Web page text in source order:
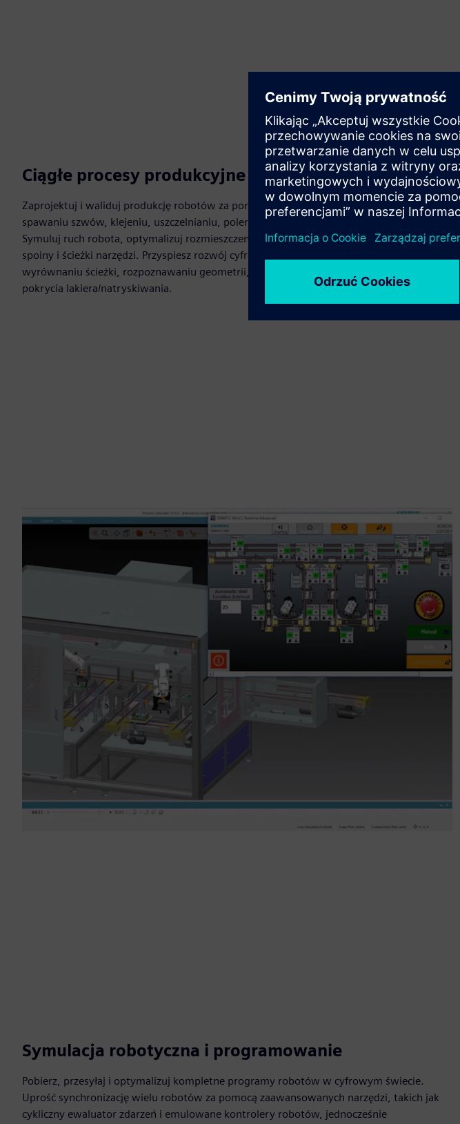
Ciągłe procesy produkcyjne
Zaprojektuj i waliduj produkcję robotów za pomocą narzędzi do ciągłego ruchu w
spawaniu szwów, klejeniu, uszczelnianiu, polerowaniu, malowaniu i natryskiwaniu.
Symuluj ruch robota, optymalizuj rozmieszczenie, zasięg i czas cyklu oraz importuj szwy
spoiny i ścieżki narzędzi. Przyspiesz rozwój cyfrowych bliźniaków dzięki automatycznemu
wyrównaniu ścieżki, rozpoznawaniu geometrii, optymalizacji osi zewnętrznej i analizie
pokrycia lakiera/natryskiwania.
Symulacja robotyczna i programowanie
Pobierz, przesyłaj i optymalizuj kompletne programy robotów w cyfrowym świecie.
Uprość synchronizację wielu robotów za pomocą zaawansowanych narzędzi, takich jak
cykliczny ewaluator zdarzeń i emulowane kontrolery robotów, jednocześnie